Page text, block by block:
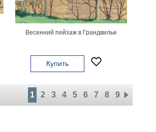
Весенний пейзаж в Грандвилье
Купить
1 2 3 4 5 6 7 8 9